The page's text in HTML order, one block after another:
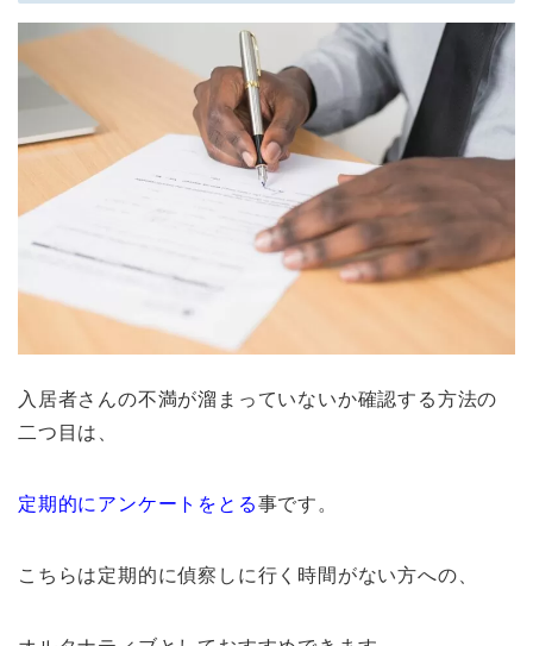
入居者さんの不満が溜まっていないか確認する方法の
二つ目は、
定期的にアンケートをとる事です。
こちらは定期的に偵察しに行く時間がない方への、